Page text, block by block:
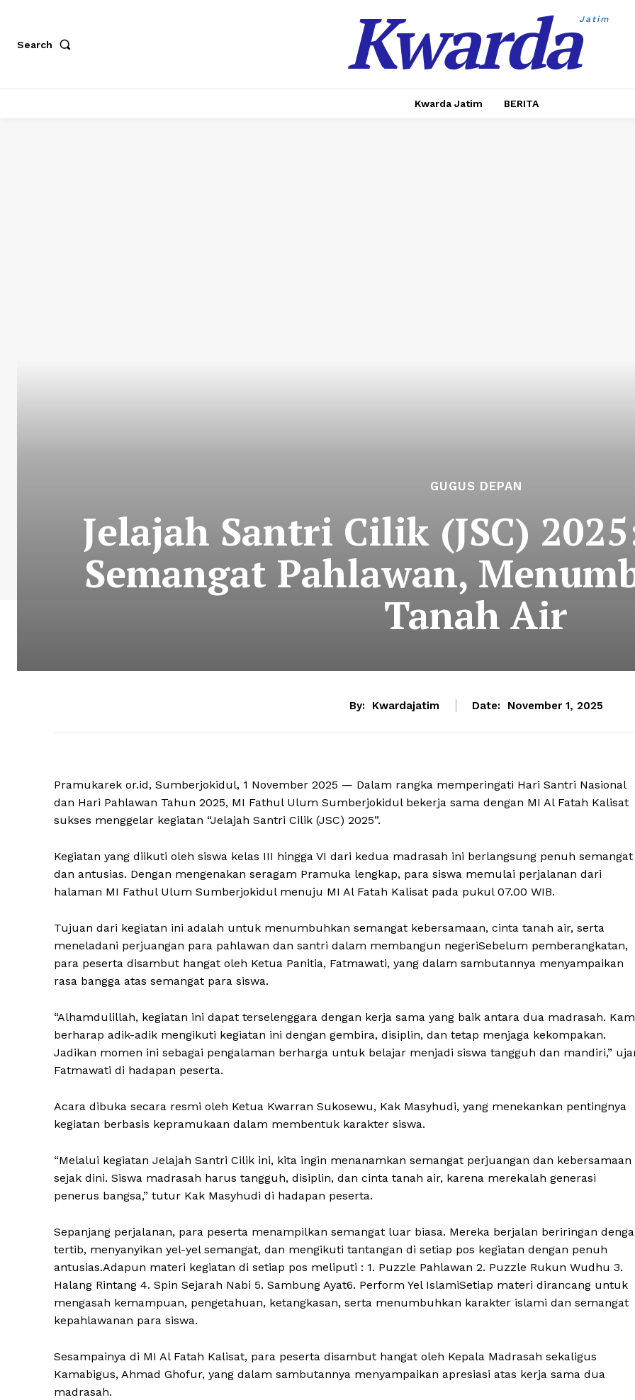
Search KwardaJatim
Kwarda Jatim BERITA
GUGUS DEPAN
Jelajah Santri Cilik (JSC)
Semangat Pahlawan,
Tanah Air
By: Kwardajatim Date: November 1, 2025
Pramukarek or.id, Sumberjokidul, 1 November 2025 — Dalam rangka memperingati Hari Santri Nasional
dan Hari Pahlawan Tahun 2025, MI Fathul Ulum Sumberjokidul bekerja sama dengan MI Al Fatah Kalisat
sukses menggelar kegiatan “Jelajah Santri Cilik (JSC) 2025”.
Kegiatan yang diikuti oleh siswa kelas III hingga VI dari kedua madrasah ini berlangsung penuh semangat
dan antusias. Dengan mengenakan seragam Pramuka lengkap, para siswa memulai perjalanan dari
halaman MI Fathul Ulum Sumberjokidul menuju MI Al Fatah Kalisat pada pukul 07.00 WIB.
Tujuan dari kegiatan ini adalah untuk menumbuhkan semangat kebersamaan, cinta tanah air, serta
meneladani perjuangan para pahlawan dan santri dalam membangun negeriSebelum pemberangkatan,
para peserta disambut hangat oleh Ketua Panitia, Fatmawati, yang dalam sambutannya menyampaikan
rasa bangga atas semangat para siswa.
“Alhamdulillah, kegiatan ini dapat terselenggara dengan kerja sama yang baik antara dua madrasah.
berharap adik-adik mengikuti kegiatan ini dengan gembira, disiplin, dan tetap menjaga kekompakan.
Jadikan momen ini sebagai pengalaman berharga untuk belajar menjadi siswa tangguh dan mandiri,”
Fatmawati di hadapan peserta.
Acara dibuka secara resmi oleh Ketua Kwarran Sukosewu, Kak Masyhudi, yang menekankan pentingnya
kegiatan berbasis kepramukaan dalam membentuk karakter siswa.
“Melalui kegiatan Jelajah Santri Cilik ini, kita ingin menanamkan semangat perjuangan dan kebersamaan
sejak dini. Siswa madrasah harus tangguh, disiplin, dan cinta tanah air, karena merekalah generasi
penerus bangsa,” tutur Kak Masyhudi di hadapan peserta.
Sepanjang perjalanan, para peserta menampilkan semangat luar biasa. Mereka berjalan beriringan
tertib, menyanyikan yel-yel semangat, dan mengikuti tantangan di setiap pos kegiatan dengan penuh
antusias.Adapun materi kegiatan di setiap pos meliputi : 1. Puzzle Pahlawan 2. Puzzle Rukun Wudhu 3.
Halang Rintang 4. Spin Sejarah Nabi 5. Sambung Ayat6. Perform Yel IslamiSetiap materi dirancang untuk
mengasah kemampuan, pengetahuan, ketangkasan, serta menumbuhkan karakter islami dan semangat
kepahlawanan para siswa.
Sesampainya di MI Al Fatah Kalisat, para peserta disambut hangat oleh Kepala Madrasah sekaligus
Kamabigus, Ahmad Ghofur, yang dalam sambutannya menyampaikan apresiasi atas kerja sama dua
madrasah.